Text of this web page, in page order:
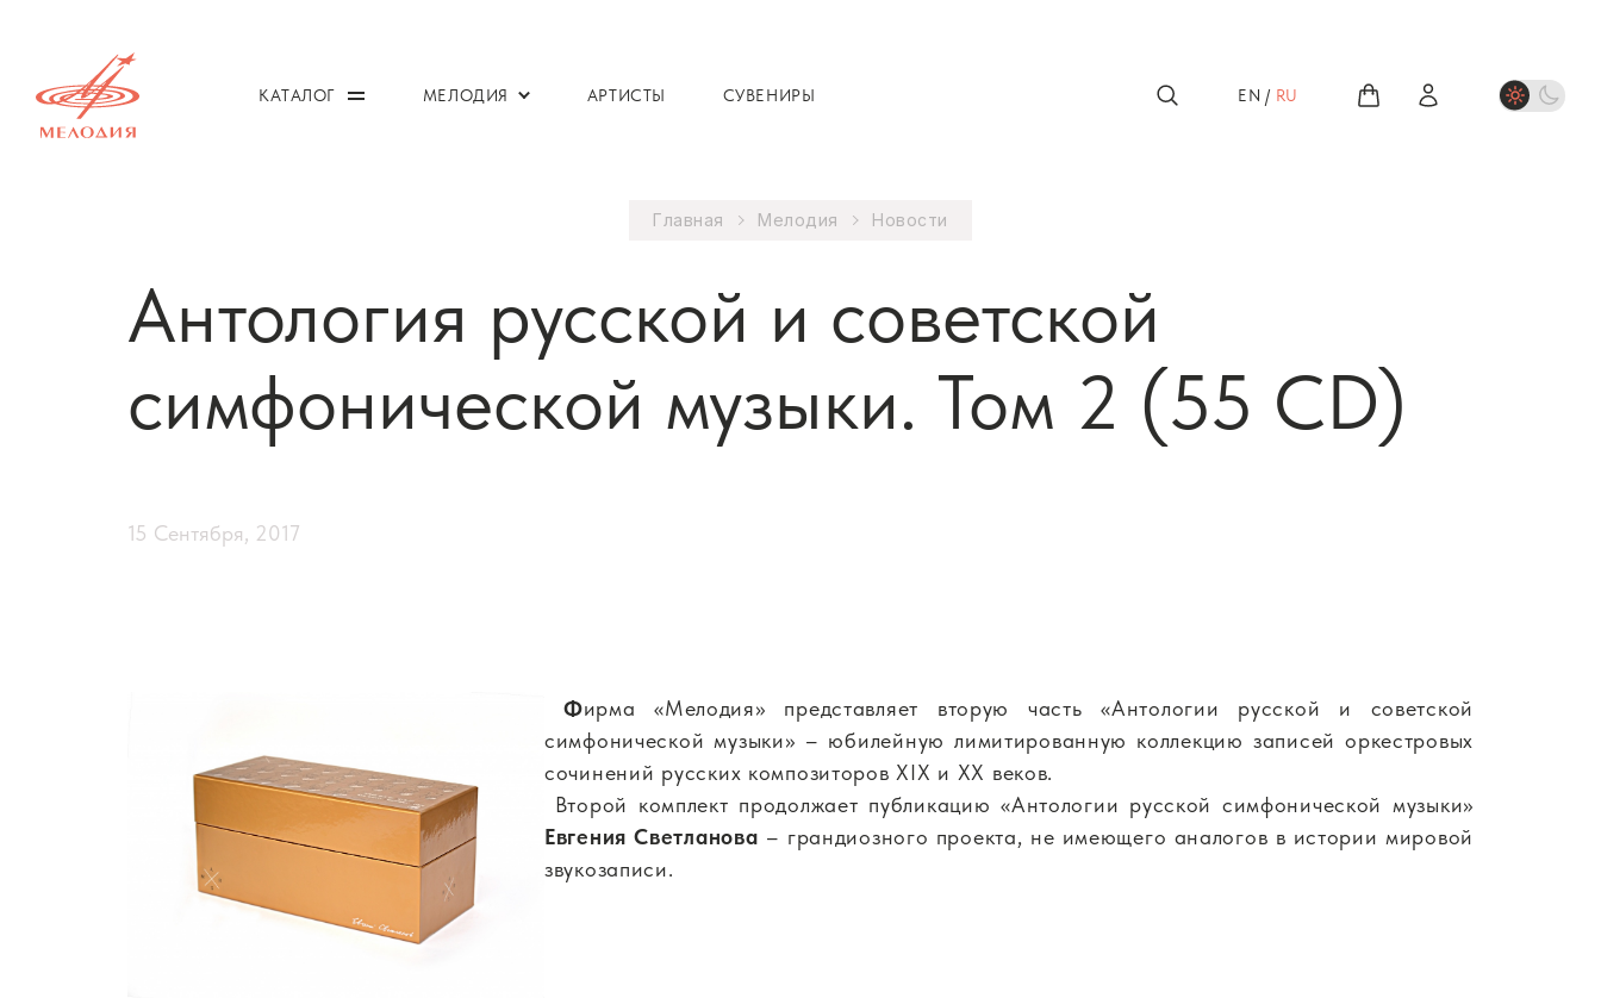
КАТАЛОГ МЕЛОДИЯ АРТИСТЫ СУВЕНИРЫ EN / RU
Главная Мелодия Новости
Антология русской и советской
симфонической музыки. Том 2 (55 CD)
15 Сентября, 2017
Фирма «Мелодия» представляет вторую часть «Антологии русской и советской
симфонической музыки» – юбилейную лимитированную коллекцию записей оркестровых
сочинений русских композиторов XIX и XX веков.
Второй комплект продолжает публикацию «Антологии русской симфонической музыки»
Евгения Светланова – грандиозного проекта, не имеющего аналогов в истории мировой
звукозаписи.